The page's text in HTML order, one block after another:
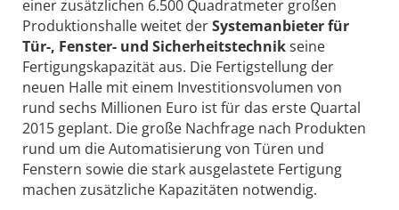
einer zusätzlichen 6.500 Quadratmeter großen
Produktionshalle weitet derSystemanbieter für
Tür-, Fenster- und Sicherheitstechnikseine
Fertigungskapazität aus. Die Fertigstellung der
neuen Halle mit einem Investitionsvolumen von
rund sechs Millionen Euro ist für das erste Quartal
2015 geplant. Die große Nachfrage nach Produkten
rund um die Automatisierung von Türen und
Fenstern sowie die stark ausgelastete Fertigung
machen zusätzliche Kapazitäten notwendig.